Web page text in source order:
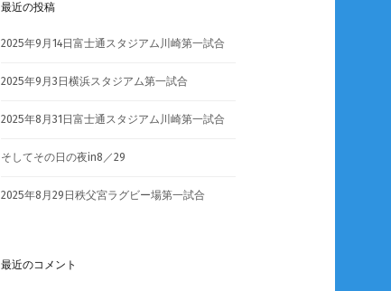
最近の投稿
2025年9月14日富士通スタジアム川崎第一試合
2025年9月3日横浜スタジアム第一試合
2025年8月31日富士通スタジアム川崎第一試合
そしてその日の夜in8／29
2025年8月29日秩父宮ラグビー場第一試合
最近のコメント